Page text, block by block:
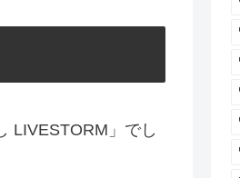
LIVESTORM」でし